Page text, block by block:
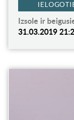
Izsole ir
31.03.2019